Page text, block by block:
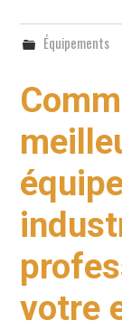
Équipements
votre